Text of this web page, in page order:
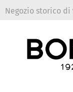
Negozio storico di